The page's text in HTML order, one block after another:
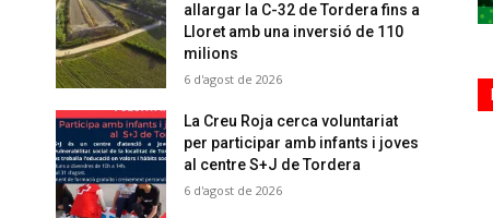
allargar la C-32 de Tordera fins a
Lloret amb una inversió de 110
milions
6 d'agost de 2026
La Creu Roja cerca voluntariat
per participar amb infants i joves
al centre S+J de Tordera
6 d'agost de 2026